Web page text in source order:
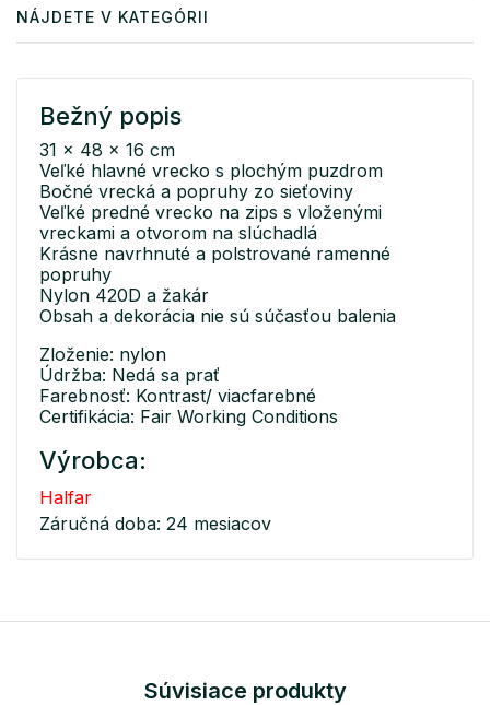
NÁJDETE V KATEGÓRII
Bežný popis
31 x 48 x 16 cm
Veľké hlavné vrecko s plochým puzdrom
Bočné vrecká a popruhy zo sieťoviny
Veľké predné vrecko na zips s vloženými
vreckami a otvorom na slúchadlá
Krásne navrhnuté a polstrované ramenné
popruhy
Nylon 420D a žakár
Obsah a dekorácia nie sú súčasťou balenia
Zloženie: nylon
Údržba: Nedá sa prať
Farebnosť: Kontrast/ viacfarebné
Certifikácia: Fair Working Conditions
Výrobca:
Halfar
Záručná doba: 24 mesiacov
Súvisiace produkty